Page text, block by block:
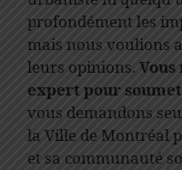
profondément les
mais nous voulions
leurs opinions. Vous
expert pour
vous demandons
la Ville de Montréal
et sa communauté